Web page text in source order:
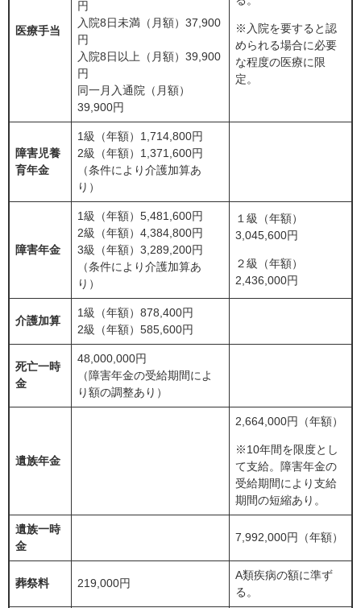
医療手当
円
入院8日未満（月額）37,900
円
入院8日以上（月額）39,900
円
同一月入通院（月額）
39,900円
※入院を要すると認
められる場合に必要
な程度の医療に限
定。
障害児養
育年金
1級（年額）1,714,800円
2級（年額）1,371,600円
（条件により介護加算あ
り）
障害年金
1級（年額）5,481,600円
2級（年額）4,384,800円
3級（年額）3,289,200円
（条件により介護加算あ
り）
１級（年額）
3,045,600円
２級（年額）
2,436,000円
介護加算
1級（年額）878,400円
2級（年額）585,600円
死亡一時
金
48,000,000円
（障害年金の受給期間によ
り額の調整あり）
遺族年金
2,664,000円（年額）
※10年間を限度とし
て支給。障害年金の
受給期間により支給
期間の短縮あり。
遺族一時
金
7,992,000円（年額）
葬祭料 219,000円
A類疾病の額に準ず
る。